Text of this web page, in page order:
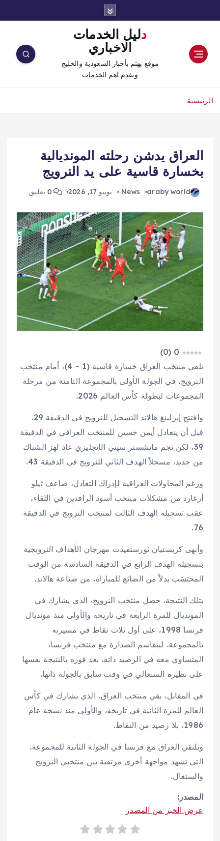
دليل الخدمات
الاخباري
موقع يهتم بأخبار السعودية والخليج
ويقدم اهم الخدمات
الرئيسية
العراق يدشن رحلته المونديالية
بخسارة قاسية على يد النرويج
araby world
News يونيو 17, 2026 0 تعليق
0
(
0
)
تلقى منتخب العراق خسارة قاسية (1 – 4)، أمام منتخب
النرويج، في الجولة الأولى بالمجموعة الثامنة من مرحلة
المجموعات لبطولة كأس العالم 2026.
وافتتح إيرلينغ هالاند التسجيل للنرويج في الدقيقة 29،
قبل أن يتعادل أيمن حسين للمنتخب العراقي في الدقيقة
39، لكن نجم مانشستر سيتي الإنجليزي عاد لهز الشباك
من جديد، مسجلاً الهدف الثاني للنرويج في الدقيقة 43.
ورغم المحاولات العراقية لإدراك التعادل، ضاعف ثيلو
أزغارد من مشكلات منتخب أسود الرافدين في اللقاء،
عقب تسجيله الهدف الثالث لمنتخب النرويج في الدقيقة
76.
وأنهى كريستيان ثورستفيدت مهرجان الأهداف النرويجية
بتسجيله الهدف الرابع في الدقيقة السادسة من الوقت
المحتسَب بدلاً من الضائع للمباراة، من صناعة هالاند.
بتلك النتيجة، حصل منتخب النرويج، الذي يشارك في
المونديال للمرة الرابعة في تاريخه والأولى منذ مونديال
فرنسا 1998، على أول ثلاث نقاط في مسيرته
بالمجموعة، ليتقاسم الصدارة مع منتخب فرنسا،
المتساوي معه في الرصيد ذاته، بعد فوزه بالنتيجة نفسها
على نظيره السنغالي في وقت سابق بالجولة ذاتها.
في المقابل، بقي منتخب العراق، الذي يشارك في كأس
العالم للمرة الثانية في تاريخه، والأولى منذ نسخة عام
1986، بلا رصيد من النقاط.
ويلتقي العراق مع فرنسا في الجولة الثانية للمجموعة،
التي تشهد مواجهة أخرى مرتقبة بين منتخبي النرويج
والسنغال.
المصدر:
عرض الخبر من المصدر